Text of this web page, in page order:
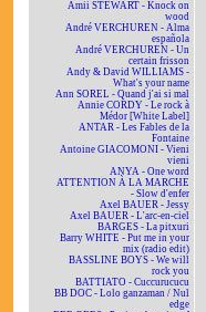
Amii STEWART - Knock on
wood
André VERCHUREN - Alma
española
André VERCHUREN - Un
certain frisson
Andy & David WILLIAMS -
What's your name
Ann SOREL - Quand j'ai si mal
Annie CORDY - Le rock à
Médor [White Label]
ANTAR - Les Fables de la
Fontaine
Antoine GIACOMONI - Vieni
vieni
ANYA - One word
ATTENTION À LA MARCHE
- Slow d'enfer
Axel BAUER - Jessy
Axel BAUER - L'arc-en-ciel
BARGES - La pitxuri
Barry WHITE - Put me in your
mix (radio edit)
BASSLINE BOYS - We will
rock you
BATTIATO - Cuccurucucu
BB DOC - Lolo ganzaman / Nul
edge